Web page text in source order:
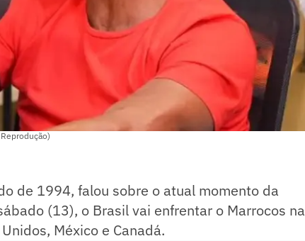
de 1994, falou sobre o atual momento da
(13), o Brasil vai enfrentar o Marrocos na
México e Canadá.